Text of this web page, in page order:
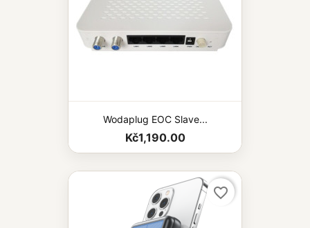
Wodaplug EOC Slave...
Kč1,190.00
favorite_border